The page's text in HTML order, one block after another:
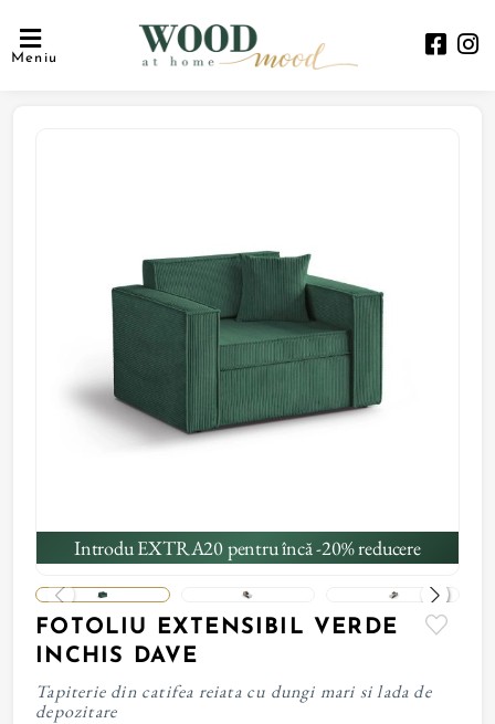
Meniu
Introdu EXTRA20 pentru încă -20% reducere
FOTOLIU EXTENSIBIL VERDE
INCHIS DAVE
Tapiterie din catifea reiata cu dungi mari si lada de
depozitare